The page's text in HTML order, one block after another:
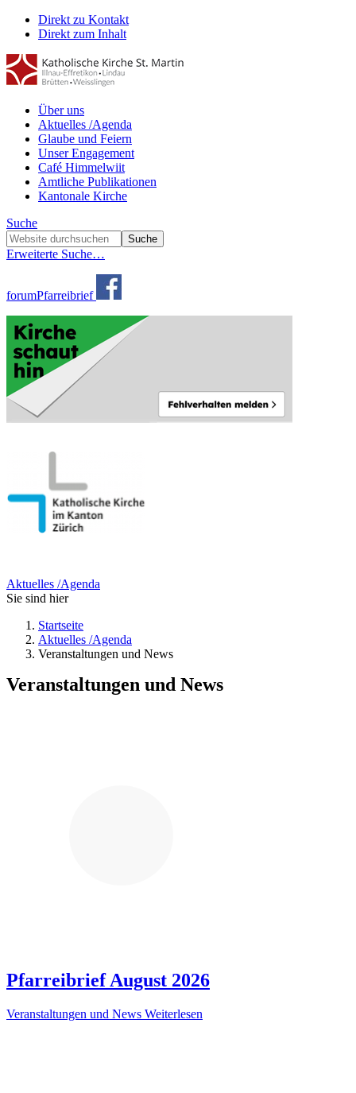
Direkt zu Kontakt
Direkt zum Inhalt
Über uns
Aktuelles /Agenda
Glaube und Feiern
Unser Engagement
Café Himmelwiit
Amtliche Publikationen
Kantonale Kirche
Suche
Erweiterte Suche…
forumPfarreibrief
Aktuelles /Agenda
Sie sind hier
Startseite
Aktuelles /Agenda
Veranstaltungen und News
Veranstaltungen und News
Pfarreibrief August 2026
Veranstaltungen und News Weiterlesen